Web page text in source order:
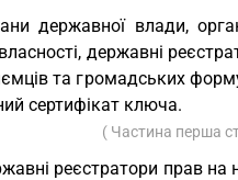
державної влади,
державні
та громадських
сертифікат ключа.
( Частина перша
реєстратори прав на